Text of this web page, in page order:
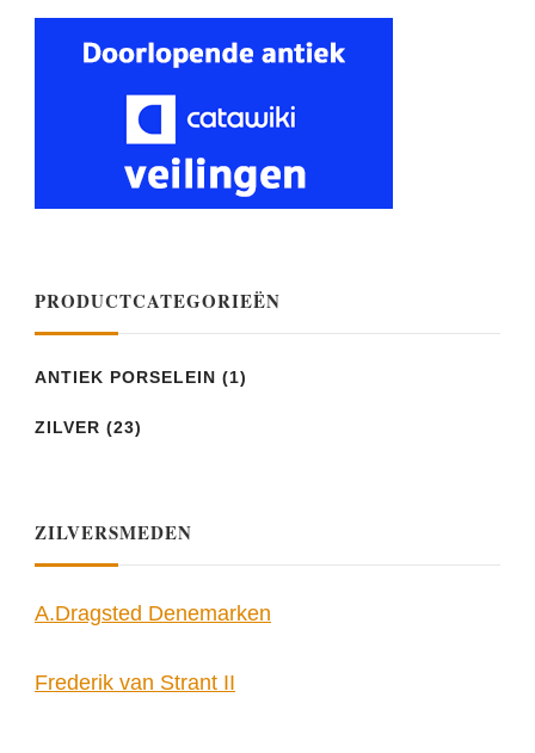
PRODUCTCATEGORIEËN
ANTIEK PORSELEIN (1)
ZILVER (23)
ZILVERSMEDEN
A.Dragsted Denemarken
Frederik van Strant II